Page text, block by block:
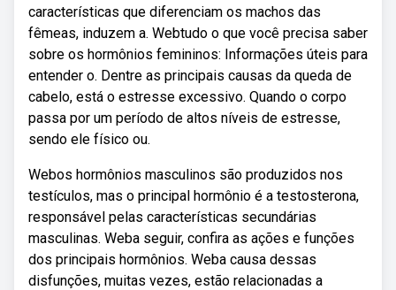
características que diferenciam os machos das
fêmeas, induzem a. Webtudo o que você precisa saber
sobre os hormônios femininos: Informações úteis para
entender o. Dentre as principais causas da queda de
cabelo, está o estresse excessivo. Quando o corpo
passa por um período de altos níveis de estresse,
sendo ele físico ou.
Webos hormônios masculinos são produzidos nos
testículos, mas o principal hormônio é a testosterona,
responsável pelas características secundárias
masculinas. Weba seguir, confira as ações e funções
dos principais hormônios. Weba causa dessas
disfunções, muitas vezes, estão relacionadas a